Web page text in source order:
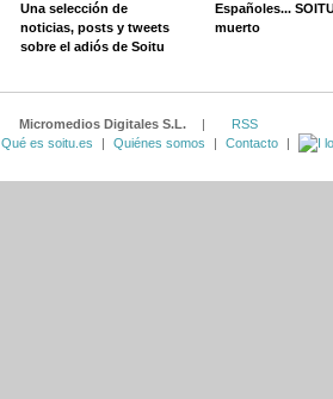
Una selección de
noticias, posts y tweets
sobre el adiós de Soitu
Españoles...
muerto
Micromedios Digitales S.L. |
RSS
Qué es soitu.es
| Quiénes somos | Contacto |